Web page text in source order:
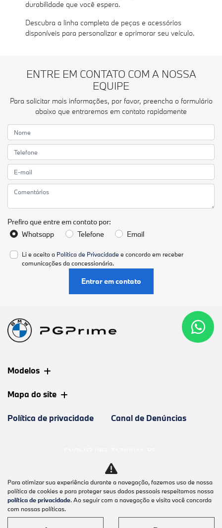
durabilidade que você espera.
Descubra a linha completa de peças e acessórios
disponíveis para personalizar e aprimorar seu veículo.
ENTRE EM CONTATO COM A NOSSA
EQUIPE
Para solicitar mais informações, por favor, preencha o formulário
abaixo que entraremos em contato rapidamente
Prefiro que entre em contato por:
Whatsapp
Telefone Email
Li e aceito a Política de Privacidadee concordo em receber
comunicações da concessionária.
Entrar em contato
Modelos
Mapa do site
Política de privacidade Canal de Denúncias
No trânsito, enxergar o outro salva
vidas.
Para otimizar sua experiência durante a navegação, fazemos uso de nossa
política de cookies e para proteger seus dados pessoais respeitamos nossa
política de privacidade. Ao seguir com a navegação e visita você concorda
com nossas políticas.